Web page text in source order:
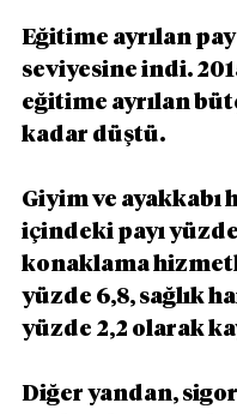
Eğitime ayrılan
seviyesine indi.
eğitime ayrılan
kadar düştü.
Giyim ve ayakkabı
içindeki payı
konaklama
yüzde 6,8, sağlık
yüzde 2,2 olarak
Diğer yandan,